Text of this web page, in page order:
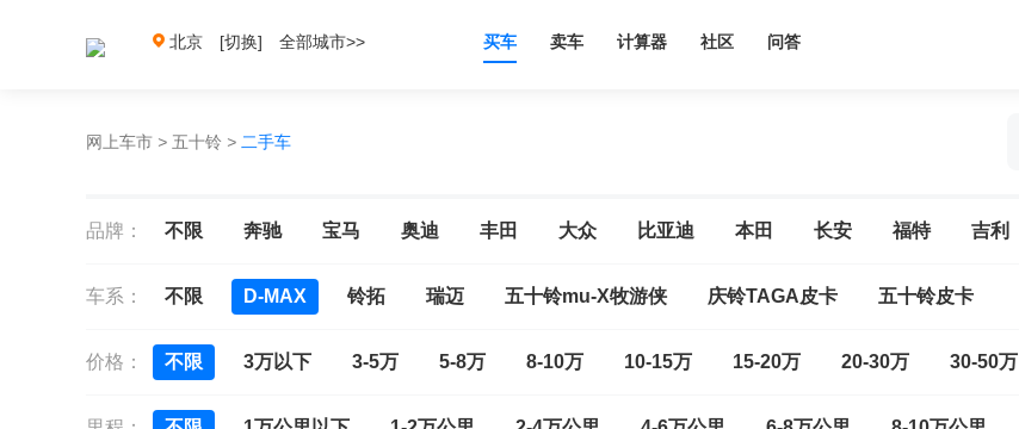
北京 [切换] 全部城市>> 买车 卖车 计算器 社区 问答
网上车市 > 五十铃 > 二手车
品牌： 不限 奔驰 宝马 奥迪 丰田 大众 比亚迪 本田 长安 福特 吉利
车系： 不限 D-MAX 铃拓 瑞迈 五十铃mu-X牧游侠 庆铃TAGA皮卡 五十铃皮卡
价格： 不限 3万以下 3-5万 5-8万 8-10万 10-15万 15-20万 20-30万 30-50万